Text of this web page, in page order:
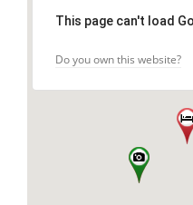
This page can't load
Do you own this website?